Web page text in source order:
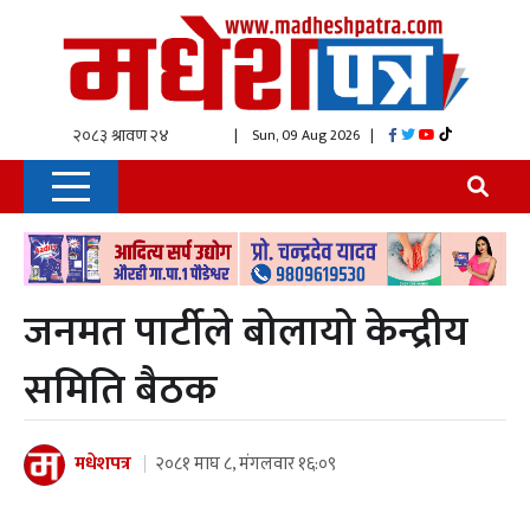
| Sun, 09 Aug 2026 |
जनमत पार्टीले बोलायो केन्द्रीय
समिति बैठक
मधेशपत्र २०८१ माघ ८, मंगलवार १६:०९